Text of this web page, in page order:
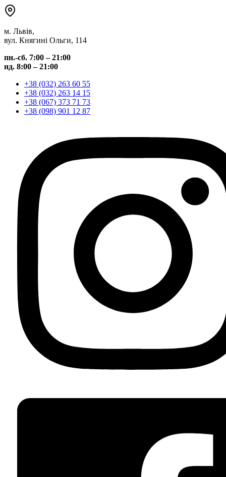
м. Львів,
вул. Княгині Ольги, 114
пн.-сб. 7:00 – 21:00
нд. 8:00 – 21:00
+38 (032) 263 60 55
+38 (032) 263 14 15
+38 (067) 373 71 73
+38 (098) 901 12 87